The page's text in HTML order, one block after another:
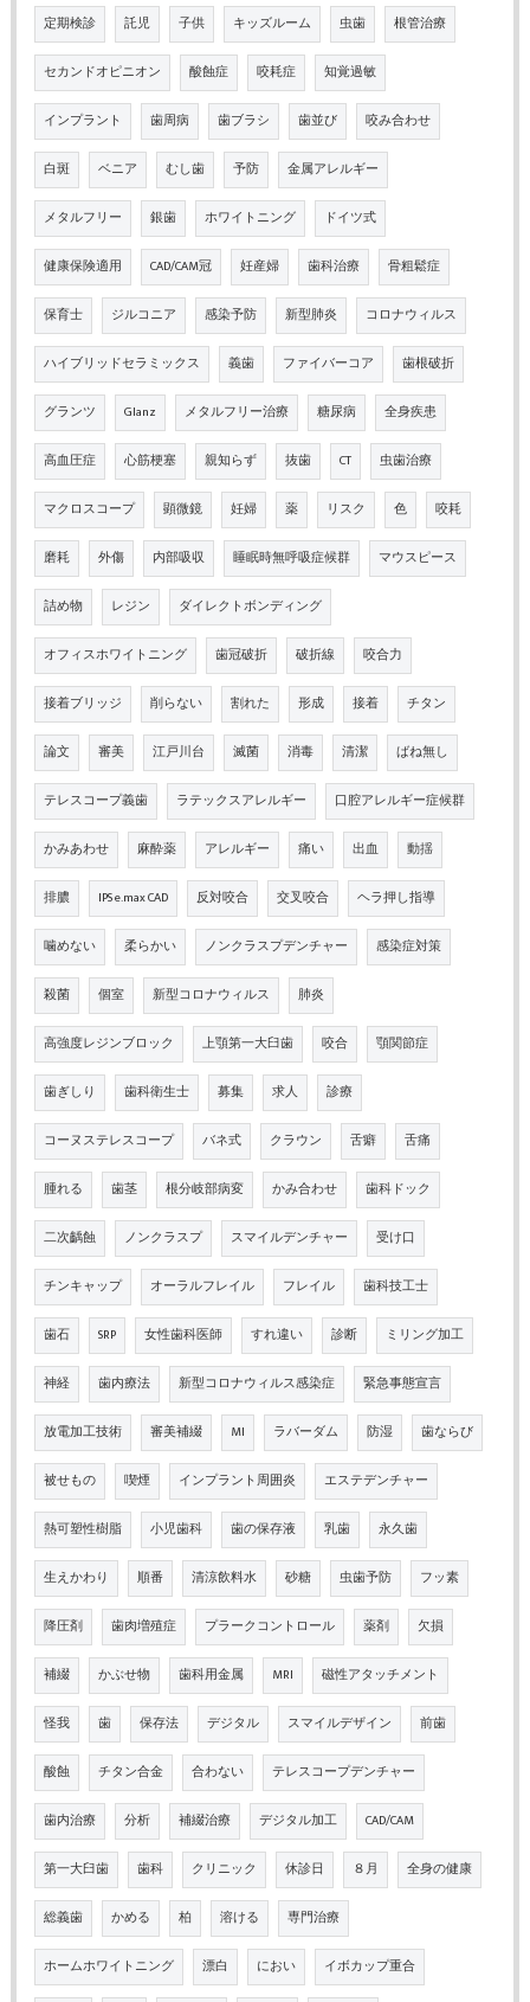
定期検診 託児 子供 キッズルーム 虫歯 根管治療
セカンドオピニオン 酸蝕症 咬耗症 知覚過敏
インプラント 歯周病 歯ブラシ 歯並び 咬み合わせ
白斑 ベニア むし歯 予防 金属アレルギー
メタルフリー 銀歯 ホワイトニング ドイツ式
健康保険適用 CAD/CAM冠 妊産婦 歯科治療 骨粗鬆症
保育士 ジルコニア 感染予防 新型肺炎 コロナウィルス
ハイブリッドセラミックス 義歯 ファイバーコア 歯根破折
グランツ Glanz メタルフリー治療 糖尿病 全身疾患
高血圧症 心筋梗塞 親知らず 抜歯 CT 虫歯治療
マクロスコープ 顕微鏡 妊婦 薬 リスク 色 咬耗
磨耗 外傷 内部吸収 睡眠時無呼吸症候群 マウスピース
詰め物 レジン ダイレクトボンディング
オフィスホワイトニング 歯冠破折 破折線 咬合力
接着ブリッジ 削らない 割れた 形成 接着 チタン
論文 審美 江戸川台 滅菌 消毒 清潔 ばね無し
テレスコープ義歯 ラテックスアレルギー 口腔アレルギー症候群
かみあわせ 麻酔薬 アレルギー 痛い 出血 動揺
排膿 IPS e.max CAD 反対咬合 交叉咬合 ヘラ押し指導
噛めない 柔らかい ノンクラスプデンチャー 感染症対策
殺菌 個室 新型コロナウィルス 肺炎
高強度レジンブロック 上顎第一大臼歯 咬合 顎関節症
歯ぎしり 歯科衛生士 募集 求人 診療
コーヌステレスコープ バネ式 クラウン 舌癖 舌痛
腫れる 歯茎 根分岐部病変 かみ合わせ 歯科ドック
二次齲蝕 ノンクラスプ スマイルデンチャー 受け口
チンキャップ オーラルフレイル フレイル 歯科技工士
歯石 SRP 女性歯科医師 すれ違い 診断 ミリング加工
神経 歯内療法 新型コロナウィルス感染症 緊急事態宣言
放電加工技術 審美補綴 MI ラバーダム 防湿 歯ならび
被せもの 喫煙 インプラント周囲炎 エステデンチャー
熱可塑性樹脂 小児歯科 歯の保存液 乳歯 永久歯
生えかわり 順番 清涼飲料水 砂糖 虫歯予防 フッ素
降圧剤 歯肉増殖症 プラークコントロール 薬剤 欠損
補綴 かぶせ物 歯科用金属 MRI 磁性アタッチメント
怪我 歯 保存法 デジタル スマイルデザイン 前歯
酸蝕 チタン合金 合わない テレスコープデンチャー
歯内治療 分析 補綴治療 デジタル加工 CAD/CAM
第一大臼歯 歯科 クリニック 休診日 ８月 全身の健康
総義歯 かめる 柏 溶ける 専門治療
ホームホワイトニング 漂白 におい イボカップ重合